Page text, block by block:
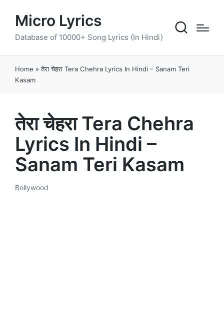
Micro Lyrics
Database of 10000+ Song Lyrics (In Hindi)
Home »तेरा चेहरा Tera Chehra Lyrics In Hindi – Sanam Teri
Kasam
तेरा चेहरा Tera Chehra
Lyrics In Hindi –
Sanam Teri Kasam
Posted
Bollywood